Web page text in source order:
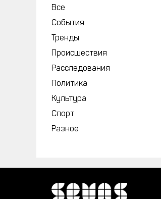
Все
События
Тренды
Происшествия
Расследования
Политика
Культура
Спорт
Разное